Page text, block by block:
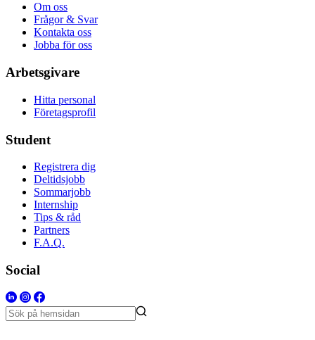
Om oss
Frågor & Svar
Kontakta oss
Jobba för oss
Arbetsgivare
Hitta personal
Företagsprofil
Student
Registrera dig
Deltidsjobb
Sommarjobb
Internship
Tips & råd
Partners
F.A.Q.
Social